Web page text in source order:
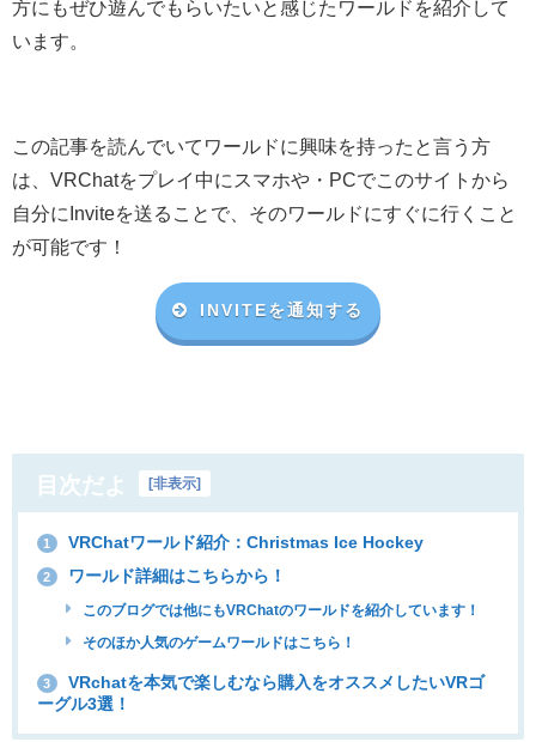
方にもぜひ遊んでもらいたいと感じたワールドを紹介して
います。
この記事を読んでいてワールドに興味を持ったと言う方
は、VRChatをプレイ中にスマホや・ PCでこのサイトから
自分に Inviteを送ることで、そのワールドにすぐに行くこと
が可能です！
INVITEを通知する
目次だよ [非表示]
1 VRChatワールド紹介：Christmas Ice Hockey
2 ワールド詳細はこちらから！
このブログでは他にもVRChatのワールドを紹介しています！
そのほか人気のゲームワールドはこちら！
3
VRchatを本気で楽しむなら購入をオススメしたいVRゴ
ーグル3選！